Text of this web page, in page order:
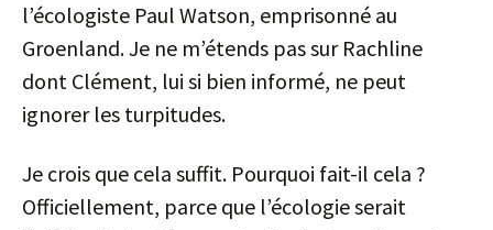
l’écologiste Paul Watson, emprisonné au
Groenland. Je ne m’étends pas sur Rachline
dont Clément, lui si bien informé, ne peut
ignorer les turpitudes.
Je crois que cela suffit. Pourquoi fait-il cela ?
Officiellement, parce que l’écologie serait